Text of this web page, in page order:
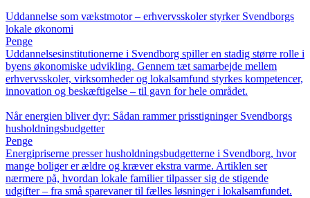
Uddannelse som vækstmotor – erhvervsskoler styrker Svendborgs
lokale økonomi
Penge
Uddannelsesinstitutionerne i Svendborg spiller en stadig større rolle i
byens økonomiske udvikling. Gennem tæt samarbejde mellem
erhvervsskoler, virksomheder og lokalsamfund styrkes kompetencer,
innovation og beskæftigelse – til gavn for hele området.
Når energien bliver dyr: Sådan rammer prisstigninger Svendborgs
husholdningsbudgetter
Penge
Energipriserne presser husholdningsbudgetterne i Svendborg, hvor
mange boliger er ældre og kræver ekstra varme. Artiklen ser
nærmere på, hvordan lokale familier tilpasser sig de stigende
udgifter – fra små sparevaner til fælles løsninger i lokalsamfundet.